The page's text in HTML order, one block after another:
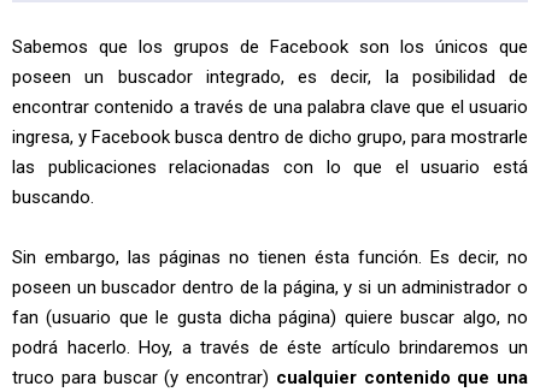
Sabemos que los grupos de Facebook son los únicos que
poseen un buscador integrado, es decir, la posibilidad de
encontrar contenido a través de una palabra clave que el usuario
ingresa, y Facebook busca dentro de dicho grupo, para mostrarle
las publicaciones relacionadas con lo que el usuario está
buscando.
Sin embargo, las páginas no tienen ésta función. Es decir, no
poseen un buscador dentro de la página, y si un administrador o
fan (usuario que le gusta dicha página) quiere buscar algo, no
podrá hacerlo. Hoy, a través de éste artículo brindaremos un
truco para buscar (y encontrar) cualquier contenido que una